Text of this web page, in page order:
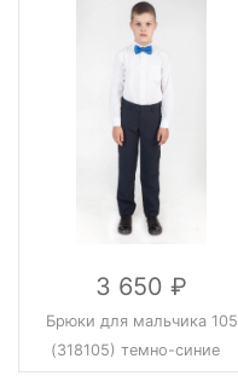
3 650
Брюки для мальчика 105
(318105) темно-синие